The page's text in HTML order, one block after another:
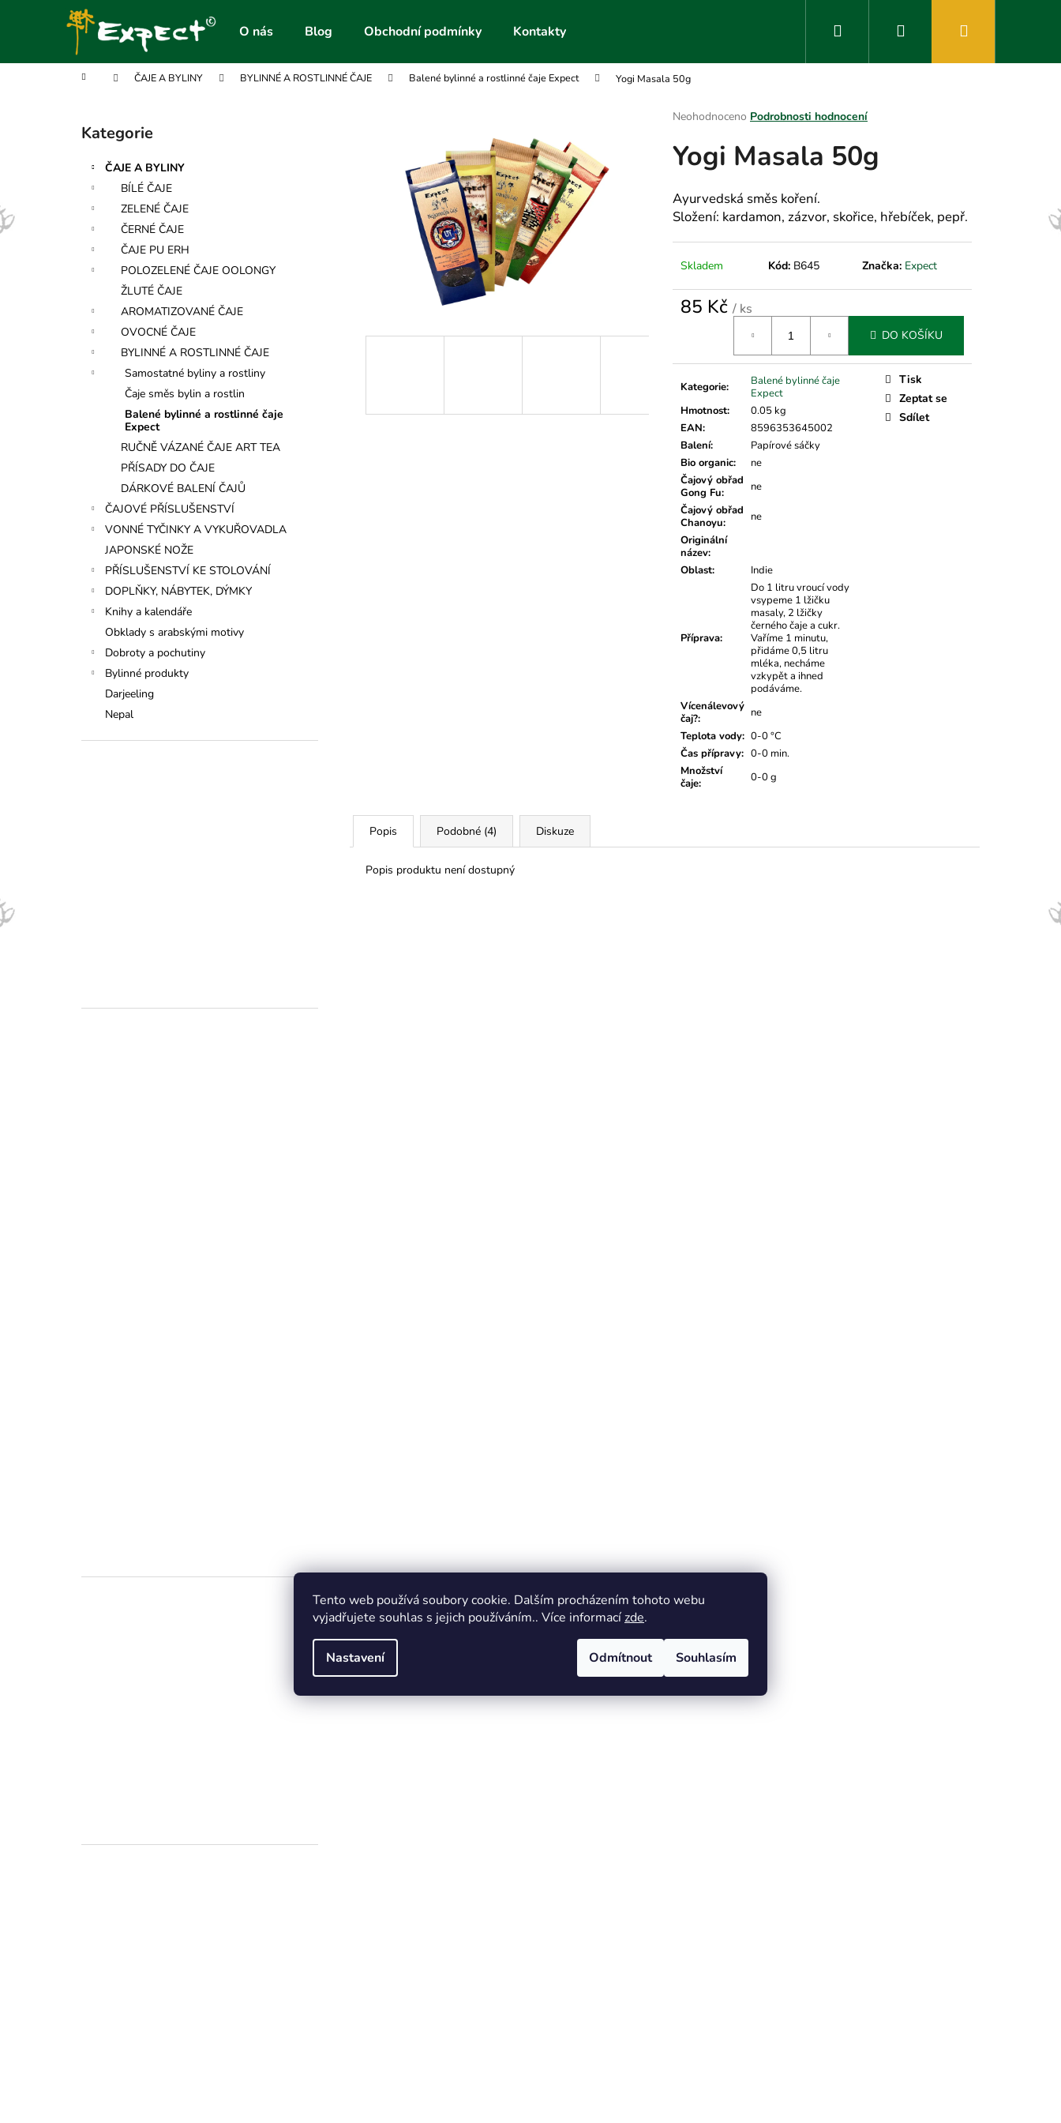
Tento web používá soubory cookie. Dalším procházením tohoto webu
vyjadřujete souhlas s jejich používáním.. Více informacízde.
Nastavení Odmítnout Souhlasím
O nás Blog Obchodní podmínky Kontakty Hledat Přihlášení
Domů ČAJE A BYLINY BYLINNÉ A ROSTLINNÉ ČAJE Balené bylinné a rostlinné čaje Expect Yogi Masala 50g
Přeskočit
kategorie
Kategorie
ČAJE A BYLINY
BÍLÉ ČAJE
ZELENÉ ČAJE
ČERNÉ ČAJE
ČAJE PU ERH
POLOZELENÉ ČAJE OOLONGY
ŽLUTÉ ČAJE
AROMATIZOVANÉ ČAJE
OVOCNÉ ČAJE
BYLINNÉ A ROSTLINNÉ ČAJE
Samostatné byliny a rostliny
Čaje směs bylin a rostlin
Balené bylinné a rostlinné čaje
Expect
RUČNĚ VÁZANÉ ČAJE ART TEA
PŘÍSADY DO ČAJE
DÁRKOVÉ BALENÍ ČAJŮ
ČAJOVÉ PŘÍSLUŠENSTVÍ
VONNÉ TYČINKY A VYKUŘOVADLA
JAPONSKÉ NOŽE
PŘÍSLUŠENSTVÍ KE STOLOVÁNÍ
DOPLŇKY, NÁBYTEK, DÝMKY
Knihy a kalendáře
Obklady s arabskými motivy
Dobroty a pochutiny
Bylinné produkty
Darjeeling
Nepal
Průměrné
produktu
je
5
hvězdiček.
Neohodnoceno Podrobnosti hodnocení
Yogi Masala 50g
Ayurvedská směs koření.
Složení: kardamon, zázvor, skořice, hřebíček, pepř.
Skladem Kód: B645 Značka: Expect
85 Kč / ks
DO KOŠÍKU
Kategorie:
Balené bylinné čaje
Expect
Hmotnost:
0.05 kg
EAN:
8596353645002
Balení:
Papírové sáčky
Bio organic:
ne
Čajový obřad
Gong Fu:
ne
Čajový obřad
Chanoyu:
ne
Originální
název:
Oblast: Indie
Příprava:
Do 1 litru vroucí vody
vsypeme 1 lžičku
masaly, 2 lžičky
černého čaje a cukr.
Vaříme 1 minutu,
přidáme 0,5 litru
mléka, necháme
vzkypět a ihned
podáváme.
Vícenálevový
čaj?:
ne
Teplota vody: 0-0 °C
Čas přípravy: 0-0 min.
Množství
čaje: 0-0 g
Tisk
Zeptat se
Sdílet
Popis Podobné (4) Diskuze
Popis produktu není dostupný
í
Zpět
do
Zpět
do
Co potřebujete najít?
HLEDAT
Doporučujeme